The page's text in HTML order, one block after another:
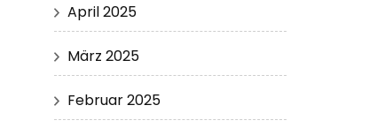
April 2025
März 2025
Februar 2025